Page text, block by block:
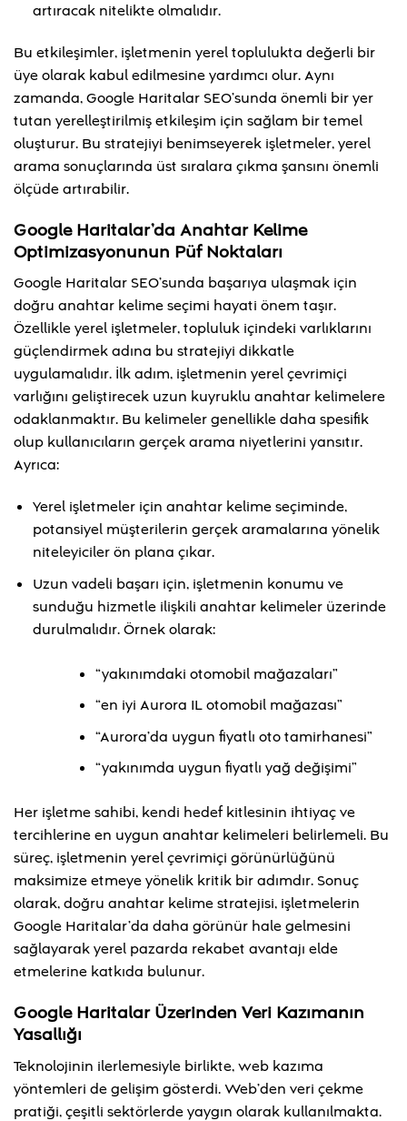
artıracak nitelikte olmalıdır.
Bu etkileşimler, işletmenin yerel toplulukta değerli bir
üye olarak kabul edilmesine yardımcı olur. Aynı
zamanda, Google Haritalar SEO’sunda önemli bir yer
tutan yerelleştirilmiş etkileşim için sağlam bir temel
oluşturur. Bu stratejiyi benimseyerek işletmeler, yerel
arama sonuçlarında üst sıralara çıkma şansını önemli
ölçüde artırabilir.
Google Haritalar’da Anahtar Kelime
Optimizasyonunun Püf Noktaları
Google Haritalar SEO’sunda başarıya ulaşmak için
doğru anahtar kelime seçimi hayati önem taşır.
Özellikle yerel işletmeler, topluluk içindeki varlıklarını
güçlendirmek adına bu stratejiyi dikkatle
uygulamalıdır. İlk adım, işletmenin yerel çevrimiçi
varlığını geliştirecek uzun kuyruklu anahtar kelimelere
odaklanmaktır. Bu kelimeler genellikle daha spesifik
olup kullanıcıların gerçek arama niyetlerini yansıtır.
Ayrıca:
Yerel işletmeler için anahtar kelime seçiminde,
potansiyel müşterilerin gerçek aramalarına yönelik
niteleyiciler ön plana çıkar.
Uzun vadeli başarı için, işletmenin konumu ve
sunduğu hizmetle ilişkili anahtar kelimeler üzerinde
durulmalıdır. Örnek olarak:
“yakınımdaki otomobil mağazaları”
“en iyi Aurora IL otomobil mağazası”
“Aurora’da uygun fiyatlı oto tamirhanesi”
“yakınımda uygun fiyatlı yağ değişimi”
Her işletme sahibi, kendi hedef kitlesinin ihtiyaç ve
tercihlerine en uygun anahtar kelimeleri belirlemeli. Bu
süreç, işletmenin yerel çevrimiçi görünürlüğünü
maksimize etmeye yönelik kritik bir adımdır. Sonuç
olarak, doğru anahtar kelime stratejisi, işletmelerin
Google Haritalar’da daha görünür hale gelmesini
sağlayarak yerel pazarda rekabet avantajı elde
etmelerine katkıda bulunur.
Google Haritalar Üzerinden Veri Kazımanın
Yasallığı
Teknolojinin ilerlemesiyle birlikte, web kazıma
yöntemleri de gelişim gösterdi. Web’den veri çekme
pratiği, çeşitli sektörlerde yaygın olarak kullanılmakta.